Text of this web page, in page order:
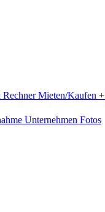
RechnerMieten/Kaufen +
Unternehmen Fotos